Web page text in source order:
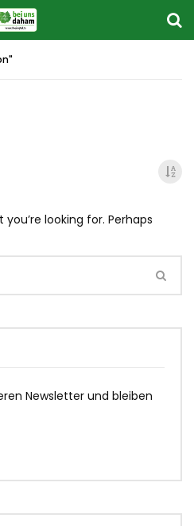
looking for. Perhaps
Newsletter und bleiben